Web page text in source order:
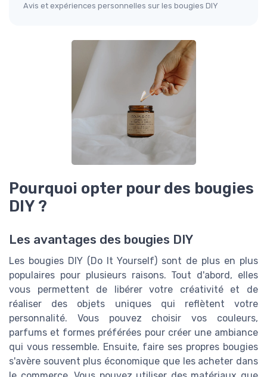
Avis et expériences personnelles sur les bougies DIY
Pourquoi opter pour des bougies
DIY ?
Les avantages des bougies DIY
Les bougies DIY (Do It Yourself) sont de plus en plus
populaires pour plusieurs raisons. Tout d'abord, elles
vous permettent de libérer votre créativité et de
réaliser des objets uniques qui reflètent votre
personnalité. Vous pouvez choisir vos couleurs,
parfums et formes préférées pour créer une ambiance
qui vous ressemble. Ensuite, faire ses propres bougies
s'avère souvent plus économique que les acheter dans